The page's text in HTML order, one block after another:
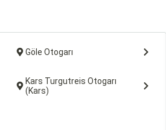
Göle Otogarı
Kars Turgutreis Otogarı
(Kars)